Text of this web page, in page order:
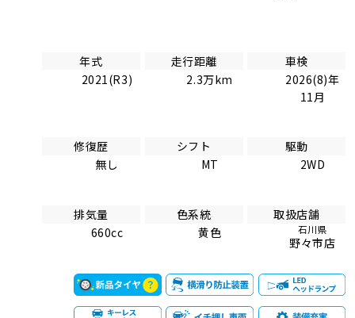
年式
2021(R3)
走行距離
2.3万km
車検
2026(8)年
11月
修復歴
無し
シフト
MT
駆動
2WD
排気量
660cc
色系統
黄色
取扱店舗
石川県
野々市店